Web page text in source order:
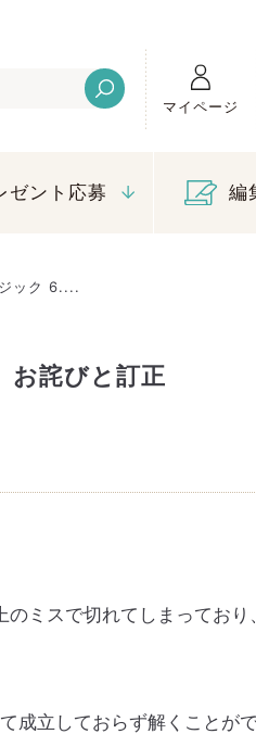
マイページ
ゼント応募 編
ジック 6....
お詫びと訂正
ミスで切れてしまってお
成立しておらず解くことが